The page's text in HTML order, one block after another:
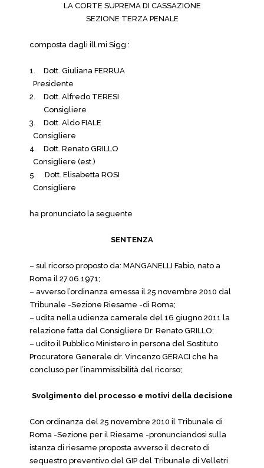
LA CORTE SUPREMA DI CASSAZIONE
SEZIONE TERZA PENALE
composta dagli ill.mi Sigg.:
1.
Dott. Giuliana FERRUA
Presidente
2.
Dott. Alfredo TERESI
Consigliere
3.
Dott. Aldo FIALE
Consigliere
4.
Dott. Renato GRILLO
Consigliere (est.)
5. Dott. Elisabetta ROSI
Consigliere
ha pronunciato la seguente
SENTENZA
– sul ricorso proposto da: MANGANELLI Fabio, nato a
Roma il 27.06.1971;
– avverso l’ordinanza emessa il 25 novembre 2010 dal
Tribunale -Sezione Riesame -di Roma;
– udita nella udienza camerale del 16 giugno 2011 la
relazione fatta dal Consigliere Dr. Renato GRILLO;
– udito il Pubblico Ministero in persona del Sostituto
Procuratore Generale dr. Vincenzo GERACI che ha
concluso per l’inammissibilità del ricorso;
Svolgimento del processo e motivi della decisione
Con ordinanza del 25 novembre 2010 il Tribunale di
Roma -Sezione per il Riesame -pronunciandosi sulla
istanza di riesame proposta avverso il decreto di
sequestro preventivo del GIP del Tribunale di Velletri